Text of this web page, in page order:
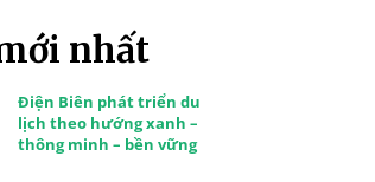
nhất
Điện Biên phát triển du
lịch theo hướng xanh –
thông minh – bền vững